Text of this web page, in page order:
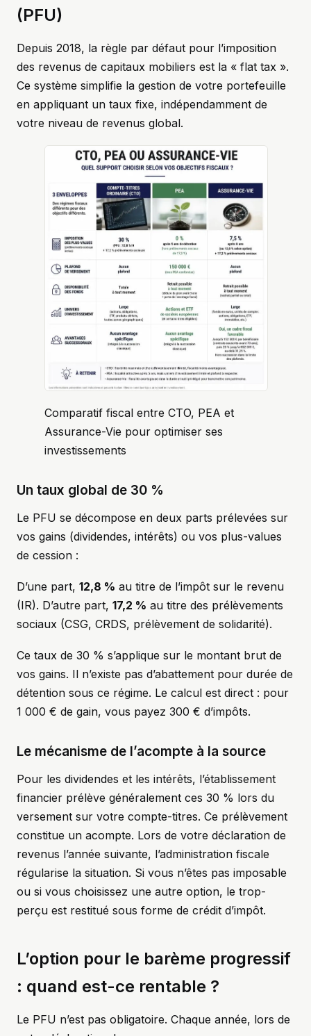
(PFU)
Depuis 2018, la règle par défaut pour l’imposition
des revenus de capitaux mobiliers est la « flat tax ».
Ce système simplifie la gestion de votre portefeuille
en appliquant un taux fixe, indépendamment de
votre niveau de revenus global.
Comparatif fiscal entre CTO, PEA et
Assurance-Vie pour optimiser ses
investissements
Un taux global de 30 %
Le PFU se décompose en deux parts prélevées sur
vos gains (dividendes, intérêts) ou vos plus-values
de cession :
D’une part, 12,8 % au titre de l’impôt sur le revenu
(IR). D’autre part, 17,2 % au titre des prélèvements
sociaux (CSG, CRDS, prélèvement de solidarité).
Ce taux de 30 % s’applique sur le montant brut de
vos gains. Il n’existe pas d’abattement pour durée de
détention sous ce régime. Le calcul est direct : pour
1 000 € de gain, vous payez 300 € d’impôts.
Le mécanisme de l’acompte à la source
Pour les dividendes et les intérêts, l’établissement
financier prélève généralement ces 30 % lors du
versement sur votre compte-titres. Ce prélèvement
constitue un acompte. Lors de votre déclaration de
revenus l’année suivante, l’administration fiscale
régularise la situation. Si vous n’êtes pas imposable
ou si vous choisissez une autre option, le trop-
perçu est restitué sous forme de crédit d’impôt.
L’option pour le barème progressif
: quand est-ce rentable ?
Le PFU n’est pas obligatoire. Chaque année, lors de